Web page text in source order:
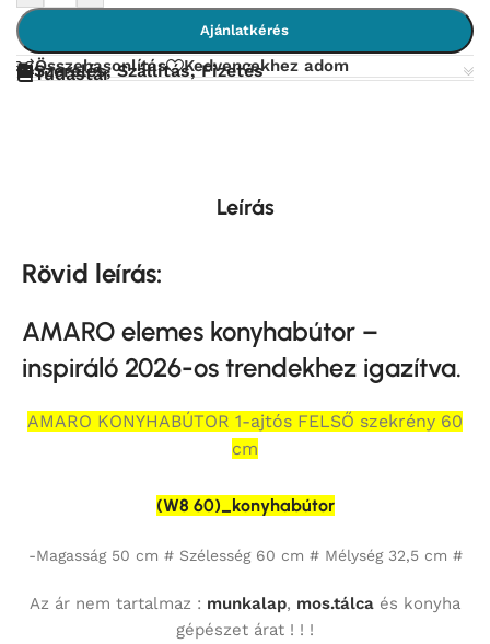
Ajánlatkérés
Összehasonlítás Kedvencekhez adom
Szerelés, Szállítás, Fizetés
Tudástár
Leírás
Rövid leírás:
AMARO elemes konyhabútor –
inspiráló 2026-os trendekhez igazítva.
AMARO KONYHABÚTOR 1-ajtós FELSŐ szekrény 60
cm
(W8 60)_konyhabútor
-Magasság 50 cm # Szélesség 60 cm # Mélység 32,5 cm #
Az ár nem tartalmaz : munkalap, mos.tálca és konyha
gépészet árat ! ! !